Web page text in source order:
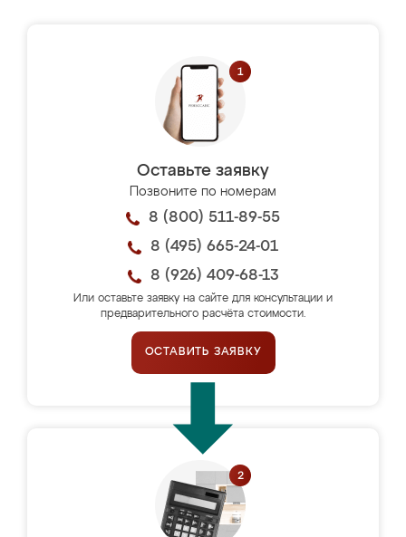
Оставьте заявку
Позвоните по номерам
8 (800) 511-89-55
8 (495) 665-24-01
8 (926) 409-68-13
Или оставьте заявку на сайте для консультации и
предварительного расчёта стоимости.
ОСТАВИТЬ ЗАЯВКУ